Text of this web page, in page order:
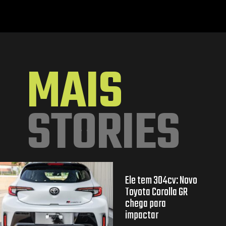
MAIS
STORIES
Ele tem 304cv: Novo
Toyota Corolla GR
chega para
impactar